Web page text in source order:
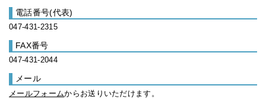
電話番号(代表)
047-431-2315
FAX番号
047-431-2044
メール
メールフォームからお送りいただけます。